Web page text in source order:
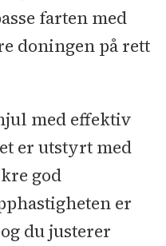
farten med
doningen på rett
med effektiv
er utstyrt med
god
er
du justerer